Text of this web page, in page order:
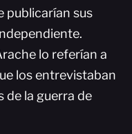
publicarían sus
lo referían a
los entrevistaban
de la guerra de